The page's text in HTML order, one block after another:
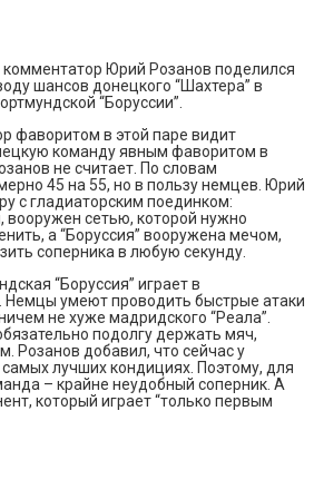
Юрий Розанов поделился
шансов донецкого “Шахтера” в
“Боруссии”.
фаворитом в этой паре видит
команду явным фаворитом в
не считает. По словам
45 на 55, но в пользу немцев. Юрий
с гладиаторским поединком:
вооружен сетью, которой нужно
а “Боруссия” вооружена мечом,
соперника в любую секунду.
“Боруссия” играет в
Немцы умеют проводить быстрые атаки
не хуже мадридского “Реала”.
подолгу держать мяч,
Розанов добавил, что сейчас у
лучших кондициях. Поэтому, для
– крайне неудобный соперник. А
который играет “только первым